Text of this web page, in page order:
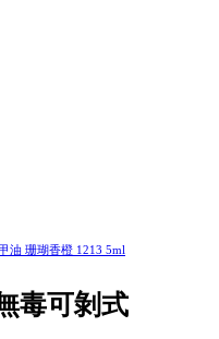
油 珊瑚香橙 1213 5ml
毒可剝式